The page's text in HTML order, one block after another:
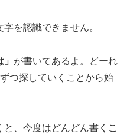
を認識できません。
」 が書いてあるよ。どーれ
つ探していくことから始
、今度はどんどん書くこ